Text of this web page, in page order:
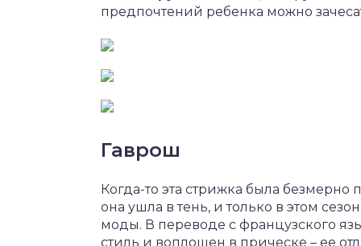
предпочтений ребенка можно
Гаврош
Когда-то эта стрижка была
она ушла в тень, и только в этом
моды. В переводе с французского
стиль и воплощен в прическе – ее